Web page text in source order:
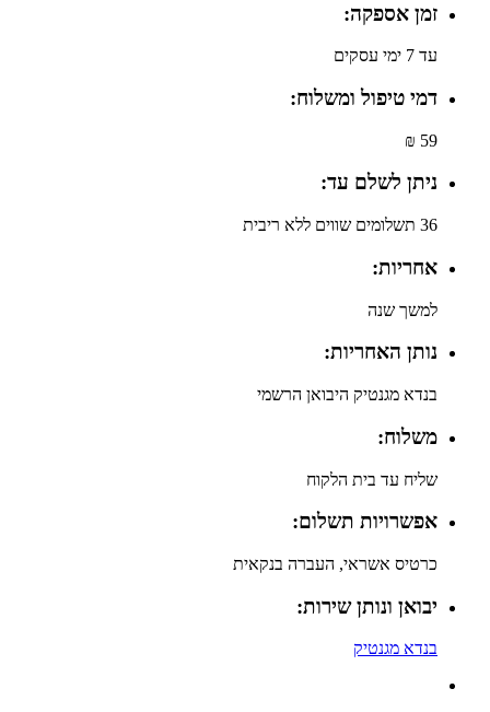
זמן אספקה:
עד 7 ימי עסקים
דמי טיפול ומשלוח:
59 ₪
ניתן לשלם עד:
36 תשלומים שווים ללא ריבית
אחריות:
למשך שנה
נותן האחריות:
בנדא מגנטיק היבואן הרשמי
משלוח:
שליח עד בית הלקוח
אפשרויות תשלום:
כרטיס אשראי, העברה בנקאית
יבואן ונותן שירות:
בנדא מגנטיק